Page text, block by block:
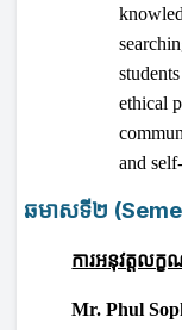
ethical
and
ឆមាសទី២
ការអនុវត្តលក្
Mr. Phul